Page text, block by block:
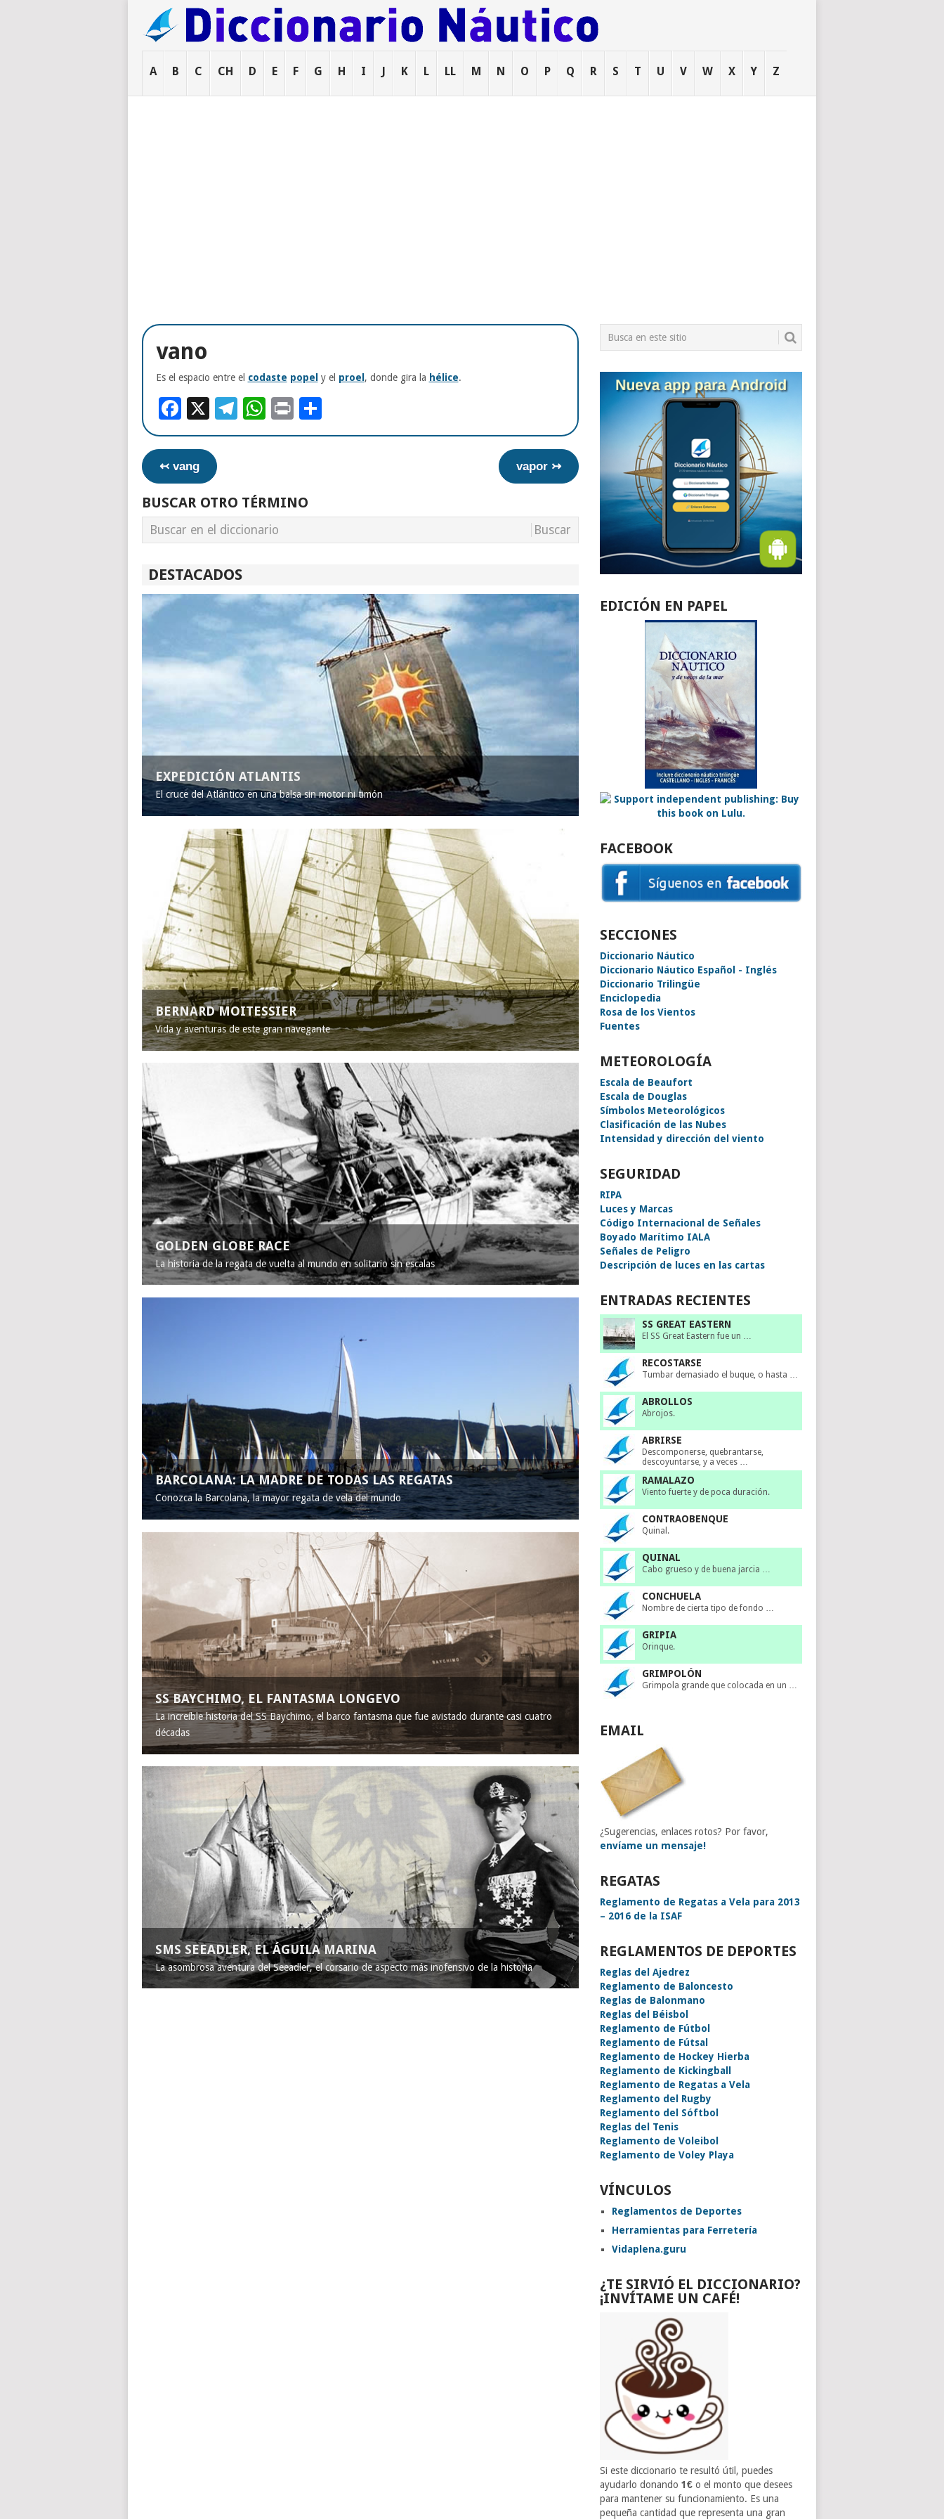
A B C CH D E F G H I J K L LL M N O P Q R S T U V W X Y Z
vano
Es el espacio entre el codaste popely el proel, donde gira la hélice.
Facebook
X Telegram
WhatsApp
PrintCompartir
↢ vang vapor ↣
BUSCAR OTRO TÉRMINO
DESTACADOS
EXPEDICIÓN ATLANTIS
El cruce del Atlántico en una balsa sin motor ni timón
BERNARD MOITESSIER
Vida y aventuras de este gran navegante
GOLDEN GLOBE RACE
La historia de la regata de vuelta al mundo en solitario sin escalas
BARCOLANA: LA MADRE DE TODAS LAS REGATAS
Conozca la Barcolana, la mayor regata de vela del mundo
SS BAYCHIMO, EL FANTASMA LONGEVO
La increíble historia del SS Baychimo, el barco fantasma que fue avistado durante casi cuatro
décadas
SMS SEEADLER, EL ÁGUILA MARINA
La asombrosa aventura del Seeadler, el corsario de aspecto más inofensivo de la historia
EDICIÓN EN PAPEL
FACEBOOK
SECCIONES
Diccionario Náutico
Diccionario Náutico Español - Inglés
Diccionario Trilingüe
Enciclopedia
Rosa de los Vientos
Fuentes
METEOROLOGÍA
Escala de Beaufort
Escala de Douglas
Símbolos Meteorológicos
Clasificación de las Nubes
Intensidad y dirección del viento
SEGURIDAD
RIPA
Luces y Marcas
Código Internacional de Señales
Boyado Marítimo IALA
Señales de Peligro
Descripción de luces en las cartas
ENTRADAS RECIENTES
SS GREAT EASTERN
El SS Great Eastern fue un …
RECOSTARSE
Tumbar demasiado el buque, o hasta …
ABROLLOS
Abrojos.
ABRIRSE
Descomponerse, quebrantarse,
descoyuntarse, y a veces …
RAMALAZO
Viento fuerte y de poca duración.
CONTRAOBENQUE
Quinal.
QUINAL
Cabo grueso y de buena jarcia …
CONCHUELA
Nombre de cierta tipo de fondo …
GRIPIA
Orinque.
GRIMPOLÓN
Grimpola grande que colocada en un …
EMAIL
¿Sugerencias, enlaces rotos? Por favor,
envíame un mensaje!
REGATAS
Reglamento de Regatas a Vela para 2013
– 2016 de la ISAF
REGLAMENTOS DE DEPORTES
Reglas del Ajedrez
Reglamento de Baloncesto
Reglas de Balonmano
Reglas del Béisbol
Reglamento de Fútbol
Reglamento de Fútsal
Reglamento de Hockey Hierba
Reglamento de Kickingball
Reglamento de Regatas a Vela
Reglamento del Rugby
Reglamento del Sóftbol
Reglas del Tenis
Reglamento de Voleibol
Reglamento de Voley Playa
VÍNCULOS
Reglamentos de Deportes
Herramientas para Ferretería
Vidaplena.guru
¿TE SIRVIÓ EL DICCIONARIO?
¡INVÍTAME UN CAFÉ!
Si este diccionario te resultó útil, puedes
ayudarlo donando1€ o el monto que desees
para mantener su funcionamiento. Es una
pequeña cantidad que representa una gran